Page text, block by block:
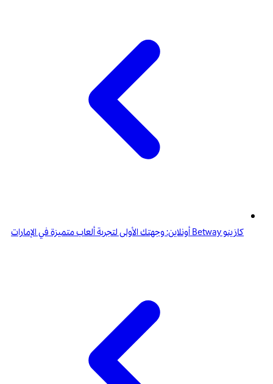
كازينو Betway أونلاين: وجهتك الأولى لتجربة ألعاب متميزة في الإمارات